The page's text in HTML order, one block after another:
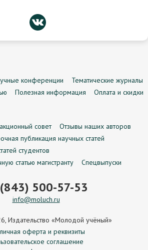
конференции
Тематические журналы
Полезная информация
Оплата и скидки
совет
Отзывы наших авторов
публикация научных статей
студентов
статью магистранту
Спецвыпуски
500-57-53
info@moluch.ru
Издательство «Молодой учёный»
оферта и реквизиты
соглашение